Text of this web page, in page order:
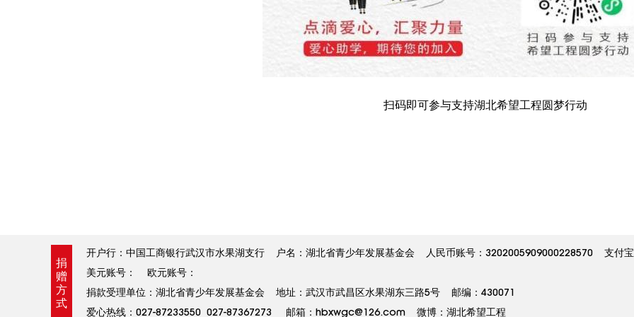
扫码即可参与支持湖北希望工程圆梦行动
捐
赠
方
式
开户行：中国工商银行武汉市水果湖支行 户名：湖北省青少年发展基金会 人民币账号：3202005909000228570 支付
美元账号： 欧元账号：
捐款受理单位：湖北省青少年发展基金会 地址：武汉市武昌区水果湖东三路5号 邮编：430071
爱心热线：027-87233550 027-87367273 邮箱：hbxwgc@126.com 微博：湖北希望工程